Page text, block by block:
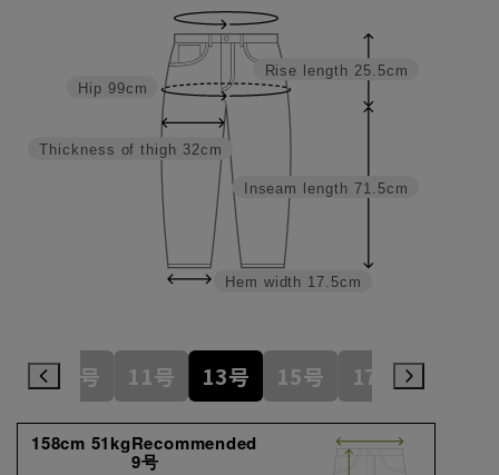
Inseam length 71.5cm
Rise length 25.5cm
Hem width 17.5cm
Thickness of thigh 32cm
Hip 99cm
7号 9号 11号 13号 15号 17号
158cm 51kgRecommended
9号